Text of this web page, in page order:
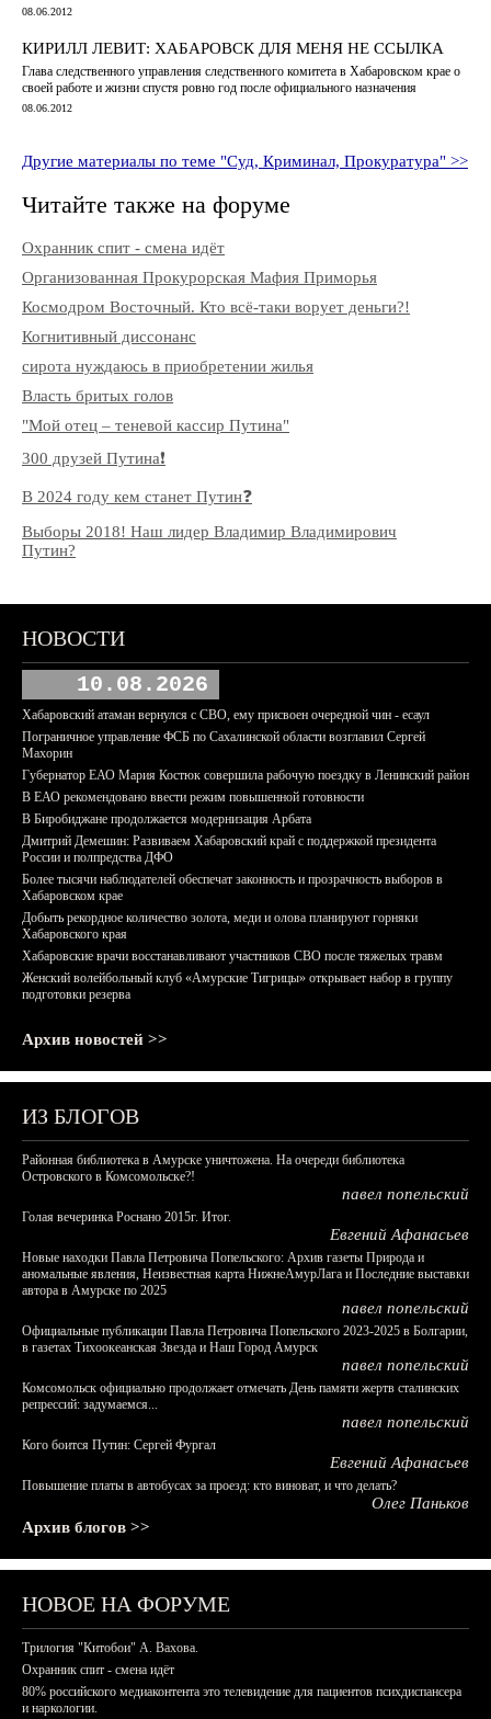
08.06.2012
КИРИЛЛ ЛЕВИТ: ХАБАРОВСК ДЛЯ МЕНЯ НЕ ССЫЛКА
Глава следственного управления следственного комитета в Хабаровском крае о
своей работе и жизни спустя ровно год после официального назначения
08.06.2012
Другие материалы по теме "Суд, Криминал, Прокуратура" >>
Читайте также на форуме
Охранник спит - смена идёт
Организованная Прокурорская Мафия Приморья
Космодром Восточный. Кто всё-таки ворует деньги?!
Когнитивный диссонанс
сирота нуждаюсь в приобретении жилья
Власть бритых голов
"Мой отец – теневой кассир Путина"
300 друзей Путина❗️
В 2024 году кем станет Путин❓
Выборы 2018! Наш лидер Владимир Владимирович
Путин?
НОВОСТИ
10.08.2026
Хабаровский атаман вернулся с СВО, ему присвоен очередной чин - есаул
Пограничное управление ФСБ по Сахалинской области возглавил Сергей
Махорин
Губернатор ЕАО Мария Костюк совершила рабочую поездку в Ленинский район
В ЕАО рекомендовано ввести режим повышенной готовности
В Биробиджане продолжается модернизация Арбата
Дмитрий Демешин: Развиваем Хабаровский край с поддержкой президента
России и полпредства ДФО
Более тысячи наблюдателей обеспечат законность и прозрачность выборов в
Хабаровском крае
Добыть рекордное количество золота, меди и олова планируют горняки
Хабаровского края
Хабаровские врачи восстанавливают участников СВО после тяжелых травм
Женский волейбольный клуб «Амурские Тигрицы» открывает набор в группу
подготовки резерва
Архив новостей >>
ИЗ БЛОГОВ
Районная библиотека в Амурске уничтожена. На очереди библиотека
Островского в Комсомольске?!
павел попельский
Голая вечеринка Роснано 2015г. Итог.
Евгений Афанасьев
Новые находки Павла Петровича Попельского: Архив газеты Природа и
аномальные явления, Неизвестная карта НижнеАмурЛага и Последние выставки
автора в Амурске по 2025
павел попельский
Официальные публикации Павла Петровича Попельского 2023-2025 в Болгарии,
в газетах Тихоокеанская Звезда и Наш Город Амурск
павел попельский
Комсомольск официально продолжает отмечать День памяти жертв сталинских
репрессий: задумаемся...
павел попельский
Кого боится Путин: Сергей Фургал
Евгений Афанасьев
Повышение платы в автобусах за проезд: кто виноват, и что делать?
Олег Паньков
Архив блогов >>
НОВОЕ НА ФОРУМЕ
Трилогия "Китобои" А. Вахова.
Охранник спит - смена идёт
80% российского медиаконтента это телевидение для пациентов психдиспансера
и наркологии.